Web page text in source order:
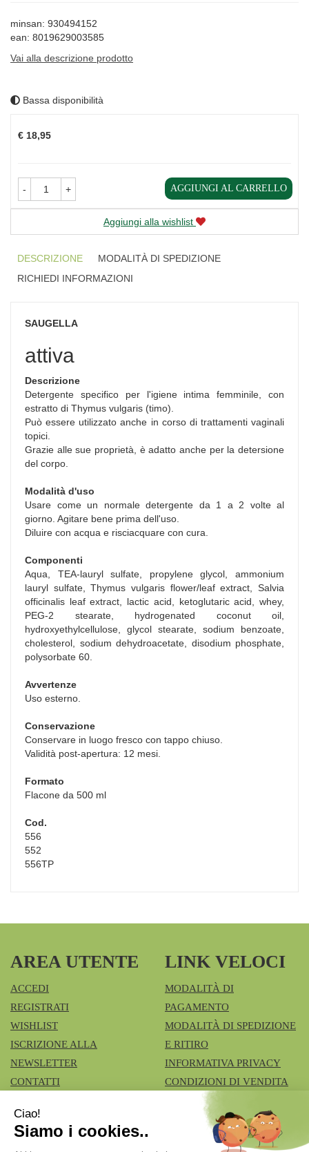
minsan: 930494152
ean: 8019629003585
Vai alla descrizione prodotto
Bassa disponibilità
€ 18,95
- + AGGIUNGI AL CARRELLO
Aggiungi alla wishlist
DESCRIZIONE
MODALITÀ DI SPEDIZIONE
RICHIEDI INFORMAZIONI
SAUGELLA
attiva
Descrizione
Detergente specifico per l'igiene intima femminile, con
estratto di Thymus vulgaris (timo).
Può essere utilizzato anche in corso di trattamenti vaginali
topici.
Grazie alle sue proprietà, è adatto anche per la detersione
del corpo.
Modalità d'uso
Usare come un normale detergente da 1 a 2 volte al
giorno. Agitare bene prima dell'uso.
Diluire con acqua e risciacquare con cura.
Componenti
Aqua, TEA-lauryl sulfate, propylene glycol, ammonium
lauryl sulfate, Thymus vulgaris flower/leaf extract, Salvia
officinalis leaf extract, lactic acid, ketoglutaric acid, whey,
PEG-2 stearate, hydrogenated coconut oil,
hydroxyethylcellulose, glycol stearate, sodium benzoate,
cholesterol, sodium dehydroacetate, disodium phosphate,
polysorbate 60.
Avvertenze
Uso esterno.
Conservazione
Conservare in luogo fresco con tappo chiuso.
Validità post-apertura: 12 mesi.
Formato
Flacone da 500 ml
Cod.
556
552
556TP
AREA UTENTE
ACCEDI
REGISTRATI
WISHLIST
ISCRIZIONE ALLA
NEWSLETTER
CONTATTI
LINK VELOCI
MODALITÀ DI
PAGAMENTO
MODALITÀ DI SPEDIZIONE
E RITIRO
INFORMATIVA PRIVACY
CONDIZIONI DI VENDITA
COOKIE POLICY